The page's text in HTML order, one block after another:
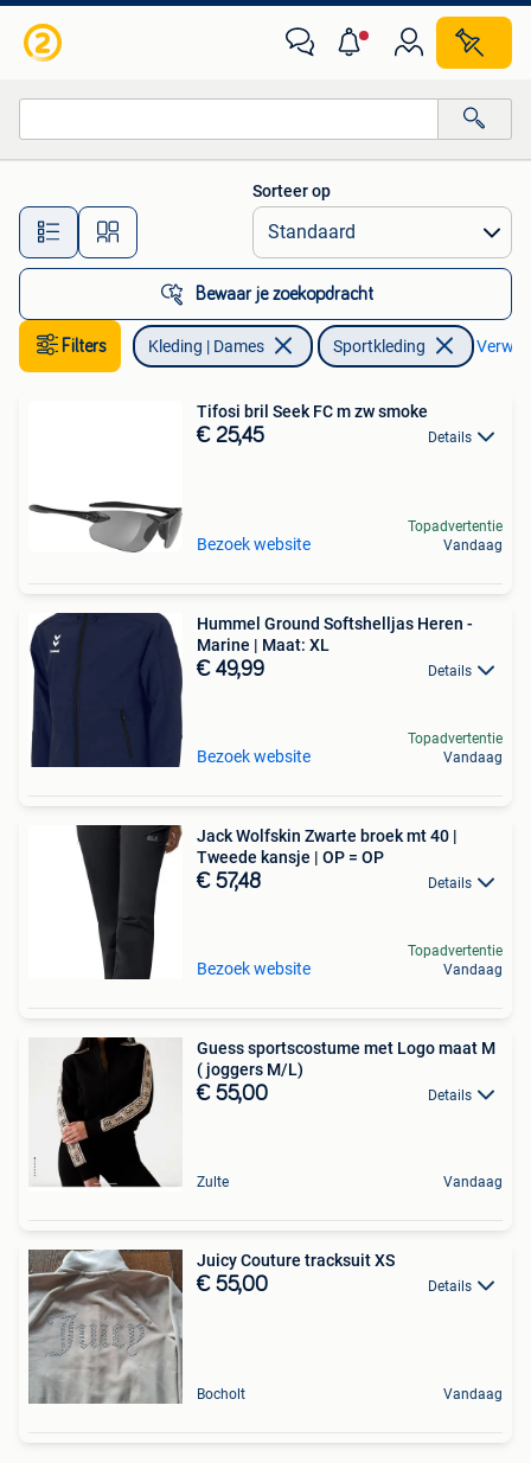
Alle afstanden…
Sorteer op
Bewaar je zoekopdracht
Filters Kleding | Dames Sportkleding
Tifosi bril Seek FC m zw smoke
€ 25,45 Details
Bezoek website
Topadvertentie
Vandaag
Hummel Ground Softshelljas Heren -
Marine | Maat: XL
€ 49,99 Details
Bezoek website
Topadvertentie
Vandaag
Jack Wolfskin Zwarte broek mt 40 |
Tweede kansje | OP = OP
€ 57,48 Details
Bezoek website
Topadvertentie
Vandaag
Guess sportscostume met Logo maat M
( joggers M/L)
€ 55,00 Details
Zulte Vandaag
Juicy Couture tracksuit XS
€ 55,00 Details
Bocholt Vandaag